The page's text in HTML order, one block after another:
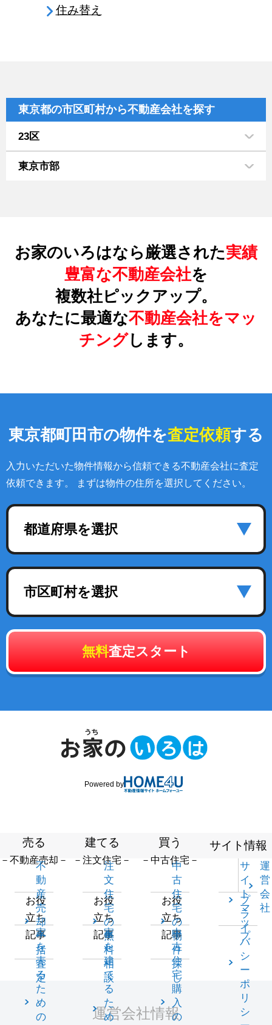
住み替え
東京都の市区町村から不動産会社を探す
23区
東京市部
お家のいろはなら厳選された実績
豊富な不動産会社を
複数社ピックアップ。
あなたに最適な不動産会社をマッ
チングします。
東京都町田市の物件を査定依頼する
入力いただいた物件情報から信頼できる不動産会社に査定
依頼できます。 まずは物件の住所を選択してください。
都道府県を選択
市区町村を選択
無料査定スタート
Powered by
売る
－不動産売却－
不
動
産
売
却
一
括
査
定
お役
立ち
記事
家
を
売
る
た
め
の
建てる
－注文住宅－
注
文
住
宅
の
無
料
相
談
お役
立ち
記事
家
を
建
て
る
た
め
買う
－中古住宅－
中
古
住
宅
の
物
件
探
し
お役
立ち
記事
中
古
住
宅
購
入
の
サイト情報
サ
イ
ト
マ
ッ
プ
運
営
会
社
プ
ラ
イ
バ
シ
ー
ポ
リ
シ
運営会社情報